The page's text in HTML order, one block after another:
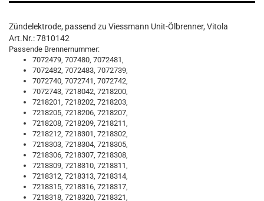
Zündelektrode, passend zu Viessmann Unit-Ölbrenner, Vitola
Art.Nr.: 7810142
Passende Brennernummer:
7072479, 707480, 7072481,
7072482, 7072483, 7072739,
7072740, 7072741, 7072742,
7072743, 7218042, 7218200,
7218201, 7218202, 7218203,
7218205, 7218206, 7218207,
7218208, 7218209, 7218211,
7218212, 7218301, 7218302,
7218303, 7218304, 7218305,
7218306, 7218307, 7218308,
7218309, 7218310, 7218311,
7218312, 7218313, 7218314,
7218315, 7218316, 7218317,
7218318, 7218320, 7218321,